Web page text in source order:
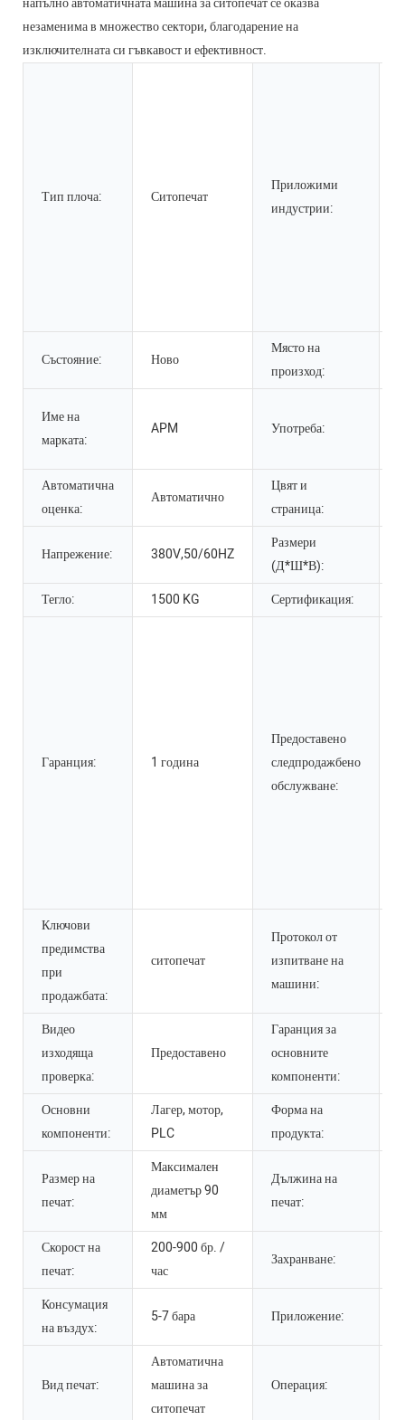
незаменима в множество сектори, благодарение на
изключителната си гъвкавост и ефективност.
Тип плоча: Ситопечат
Приложими
индустрии:
Състояние: Ново
Място на
произход:
Име на
марката:
APM Употреба:
Автоматична
оценка:
Автоматично
Цвят и
страница:
Напрежение: 380V,50/60HZ
Размери
(Д*Ш*В):
Тегло:
1500 KG Сертификация:
Гаранция: 1 година
Предоставено
следпродажбено
обслужване:
Ключови
предимства
при
продажбата:
ситопечат
Протокол от
изпитване на
машини:
Видео
изходяща
проверка:
Предоставено
Гаранция за
основните
компоненти:
Основни
компоненти:
Лагер, мотор,
PLC
Форма на
продукта:
Размер на
печат:
Максимален
диаметър 90
мм
Дължина на
печат:
Скорост на
печат:
200-900 бр. /
час
Захранване:
Консумация
на въздух:
5-7 бара Приложение:
Вид печат:
Автоматична
машина за
ситопечат
Операция: